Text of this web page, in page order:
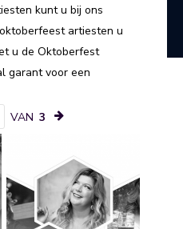
kunt u bij ons
artiesten u
u de Oktoberfest
garant voor een
VAN 3